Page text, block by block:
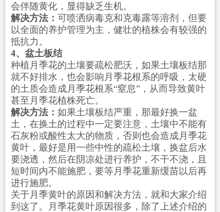
会伴随黄化，显得缺乏生机。
解决方法： 可喷洒病毒克和克毒露等溶剂，但要
以全面的养护管理为主，健壮的植株会有较强的
抵抗力。
4、盆土板结
种植月季花的土壤要疏松肥沃，如果土壤板结那
就不好排水，也会影响月季花根系的呼吸，太硬
的土质会造成月季花根系“窒息”，从而导致黄叶
甚至月季花植株死亡。
解决方法： 如果土壤板结严重，那最好换一盆
土，在换土的过程中一定要注意，土壤中不能有
石灰粉或酸性太大的物质，否则也会造成月季花
黄叶，最好是用一些中性的疏松土壤，换盆后水
要浇透，然后在阴凉处进行养护，不干不浇，且
短时间内不能施肥，要等月季花重新缓苗以后再
进行施肥。
关于月季黄叶的原因和解决方法，就和大家介绍
到这了。月季花黄叶原因很多，除了上述介绍的